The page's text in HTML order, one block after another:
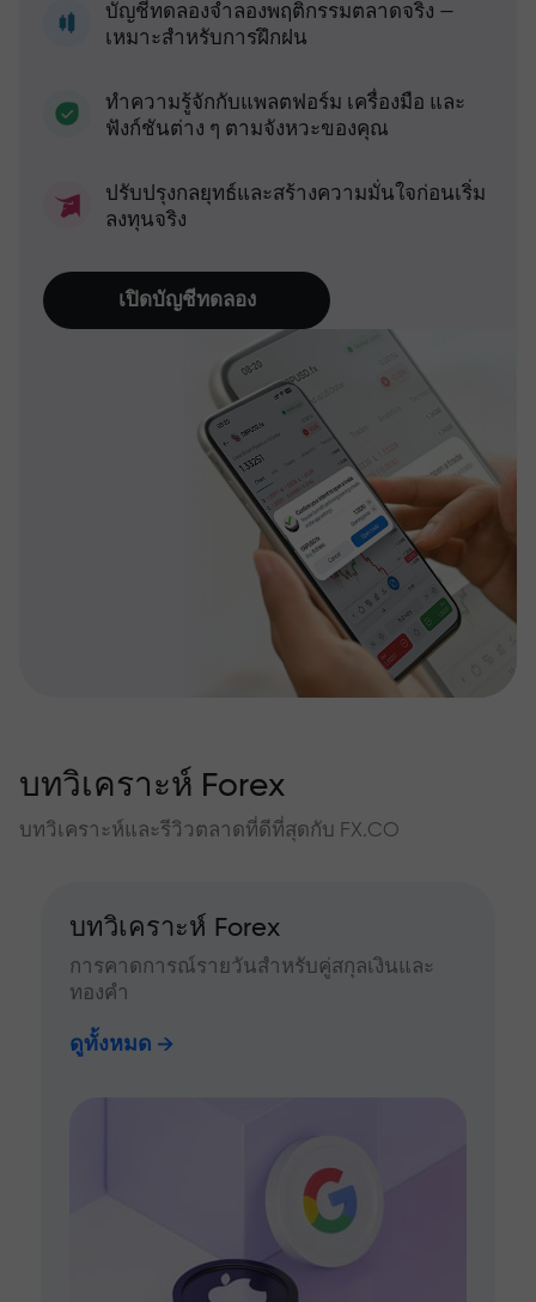
บัญชีทดลองจำลองพฤติกรรมตลาดจริง —
เหมาะสำหรับการฝึกฝน
ทำความรู้จักกับแพลตฟอร์ม เครื่องมือ และ
ฟังก์ชันต่าง ๆ ตามจังหวะของคุณ
ปรับปรุงกลยุทธ์และสร้างความมั่นใจก่อนเริ่ม
ลงทุนจริง
เปิดบัญชีทดลอง
บทวิเคราะห์ Forex
บทวิเคราะห์และรีวิวตลาดที่ดีที่สุดกับ FX.CO
บทวิเคราะห์ Forex
การคาดการณ์รายวันสำหรับคู่สกุลเงินและ
ทองคำ
ดูทั้งหมด